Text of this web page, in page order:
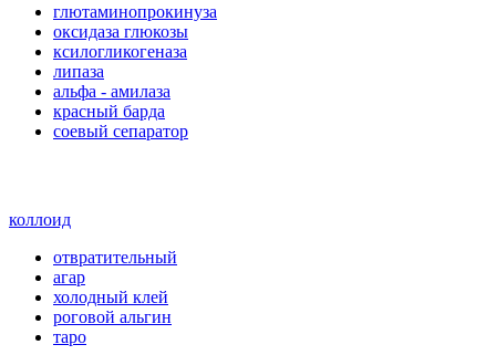
глютаминопрокинуза
оксидаза глюкозы
ксилогликогеназа
липаза
альфа - амилаза
красный барда
соевый сепаратор
коллоид
отвратительный
агар
холодный клей
роговой альгин
таро